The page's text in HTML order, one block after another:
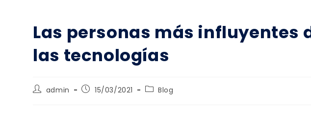
Las personas más influyentes
las tecnologías
admin 15/03/2021 Blog